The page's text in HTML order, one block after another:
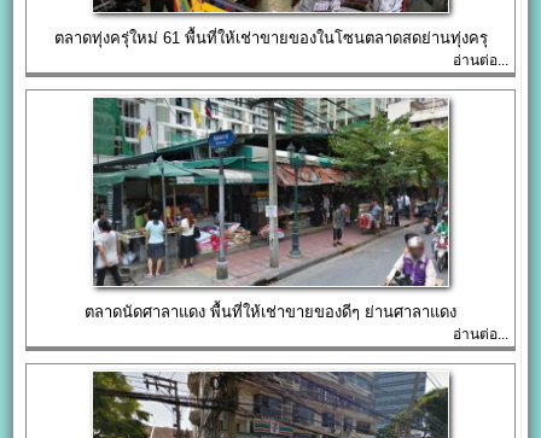
ตลาดทุ่งครุ่ใหม่ 61 พื้นที่ให้เช่าขายของในโซนตลาดสดย่านทุ่งครุ
อ่านต่อ...
ตลาดนัดศาลาแดง พื้นที่ให้เช่าขายของดีๆ ย่านศาลาแดง
อ่านต่อ...